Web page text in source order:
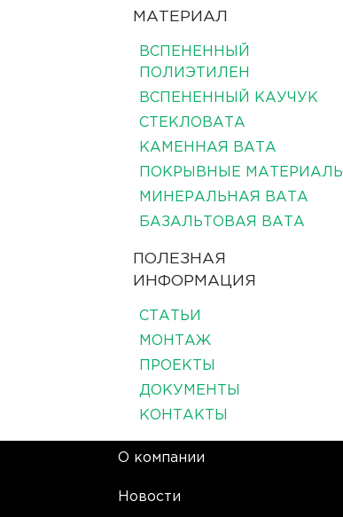
МАТЕРИАЛ
ВСПЕНЕННЫЙ
ПОЛИЭТИЛЕН
ВСПЕНЕННЫЙ КАУЧУК
СТЕКЛОВАТА
КАМЕННАЯ ВАТА
ПОКРЫВНЫЕ МАТЕРИАЛЫ
МИНЕРАЛЬНАЯ ВАТА
БАЗАЛЬТОВАЯ ВАТА
ПОЛЕЗНАЯ
ИНФОРМАЦИЯ
СТАТЬИ
МОНТАЖ
ПРОЕКТЫ
ДОКУМЕНТЫ
КОНТАКТЫ
О компании
Новости